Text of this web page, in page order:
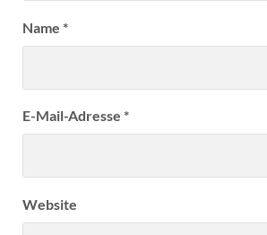
Name *
E-Mail-Adresse *
Website